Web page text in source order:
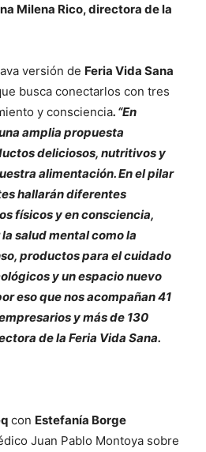
Milena Rico, directora de la
versión de Feria Vida Sana
busca conectarlos con tres
y consciencia. “En
amplia propuesta
deliciosos, nutritivos y
alimentación. En el pilar
hallarán diferentes
físicos y en consciencia,
salud mentalcomo la
productos para el cuidado
y un espacio nuevo
eso que nos acompañan 41
y más de 130
de la Feria Vida Sana.
con Estefanía Borge
Juan Pablo Montoya sobre